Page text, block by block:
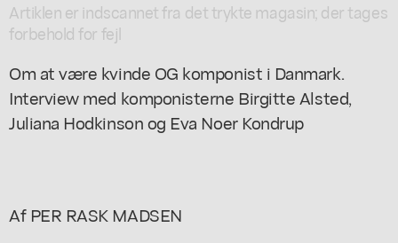
Artiklen er indscannet fra det trykte magasin; der tages
forbehold for fejl
Om at være kvinde OG komponist i Danmark.
Interview med komponisterne Birgitte Alsted,
Juliana Hodkinson og Eva Noer Kondrup
Af PER RASK MADSEN